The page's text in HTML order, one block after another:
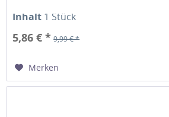
Inhalt 1 Stück
5,86 € * 9,99 € *
Merken